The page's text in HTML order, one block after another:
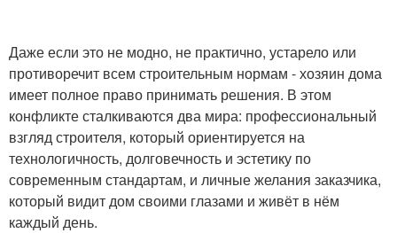
Даже если это не модно, не практично, устарело или
противоречит всем строительным нормам - хозяин дома
имеет полное право принимать решения. В этом
конфликте сталкиваются два мира: профессиональный
взгляд строителя, который ориентируется на
технологичность, долговечность и эстетику по
современным стандартам, и личные желания заказчика,
который видит дом своими глазами и живёт в нём
каждый день.